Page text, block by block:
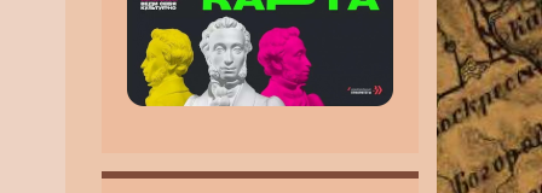
инвалидность MAX
MAX